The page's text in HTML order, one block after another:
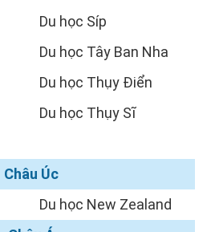
Du học Síp
Du học Tây Ban Nha
Du học Thụy Điển
Du học Thụy Sĩ
Châu Úc
Du học New Zealand